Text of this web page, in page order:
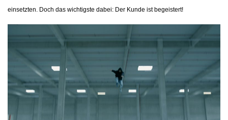
einsetzten. Doch das wichtigste dabei: Der Kunde ist begeistert!